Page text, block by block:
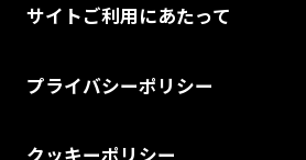
サイトご利用にあたって
プライバシーポリシー